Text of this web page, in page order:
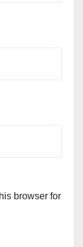
browser for